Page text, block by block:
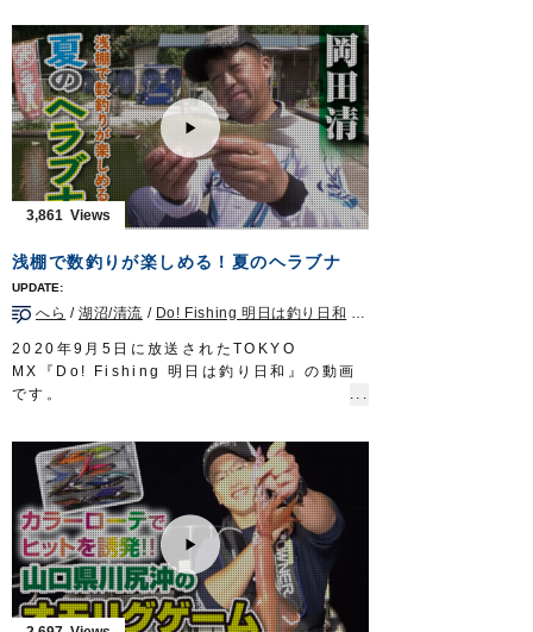
シモリ玉 2号 1個／1号 3個
ハリス：0.8号
ハリ：フナ鈎5号
放送日 2020年5月3日
OWNERMOVIEhttp://ownertv.jp/
オーナーばりwebsite
http://www.owner.co.jp
１メートルにも達するベラ科の魚。成魚にな
ると頭部に特徴的なコブが張り出す個性的な
ターゲットだ。
堤防に竿を出し、神経を研ぎ澄ましアタリを
待つのは三木薫さん。香川県の釣具店店長と
して、コブダイ釣りの魅力を発信している。
チヌ釣りにおいては大敵となるコブダイを主
役に据えた四国の釣り。
迫力満点の魚体が繰り出す強烈なファイト
は、一度味わえば病みつきになること、請け
タックル
ロッド：ジギングロッド 6ft3in
リール：4000番クラス中型スピニングリール
メインライン：PE 2号
リーダー：ナイロン 6号2m + フロロ 12号
ジグヘッド：虫ヘッドパワー 3g
OWNERMOVIE http://ownertv.jp/
オーナーばりwebsite
http://www.owner.co.jp
3,861
浅棚で数釣りが楽しめる！夏のヘラブナ
へら /湖沼/清流 / Do! Fishing 明日は釣り日和
2020年9月5日に放送されたTOKYO
MX『Do! Fishing 明日は釣り日和』の動画
です。
のゲームフィッシングであるヘラブナ釣り
は、ビギナーからベテランまで誰もが楽しめ
る釣りとして人気。
一見、のんびりしている様に見えるヘラブナ
釣りですが、実際はとてもエキサイティン
グ。
今回はトップトーナメンターの岡田清さんが
神奈川県の厚木へら鮒センターで、管理釣り
場での楽しみ方をご紹介いたします。